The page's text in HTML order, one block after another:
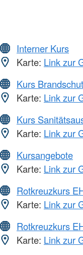
Interner Kurs
Karte: Link zur
Kurs
Karte: Link zur
Kurs
Karte: Link zur
Kursangebote
Karte: Link zur
Rotkreuzkurs
Karte: Link zur
Rotkreuzkurs
Karte: Link zur